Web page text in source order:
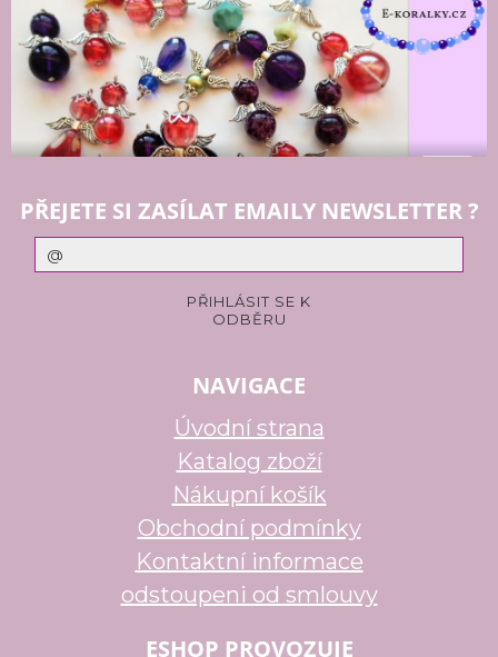
PŘEJETE SI ZASÍLAT EMAILY NEWSLETTER ?
NAVIGACE
Úvodní strana
Katalog zboží
Nákupní košík
Obchodní podmínky
Kontaktní informace
odstoupeni od smlouvy
ESHOP PROVOZUJE